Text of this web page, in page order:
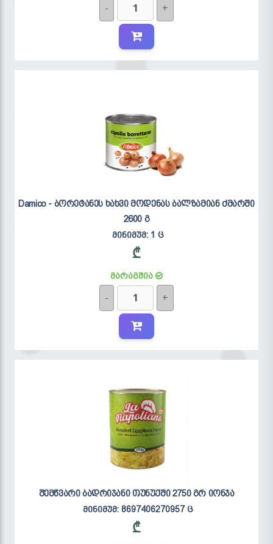
- +
Damico - ბორეტანეს ხახვი მოდენას ბალზამიან ძმარში
2600 გ
მინიმუმ: 1 ც
₾
მარაგშია
- +
შემწვარი ბადრიჯანი თუნუქში 2750 გრ იონჯა
მინიმუმ: 8697406270957 ც
₾